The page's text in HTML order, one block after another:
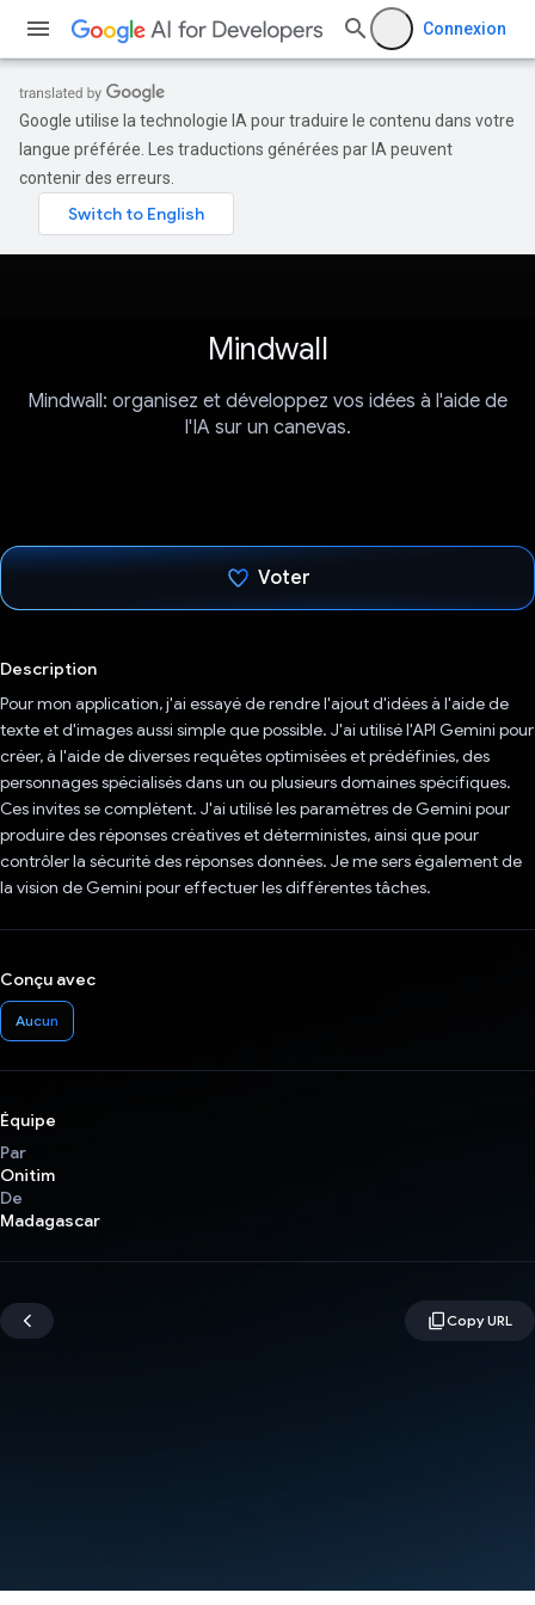
Connexion
Google utilise la technologie IA pour traduire le contenu dans votre
langue préférée. Les traductions générées par IA peuvent
contenir des erreurs.
Mindwall
Mindwall: organisez et développez vos idées à l'aide de
l'IA sur un canevas.
Voter
Description
Pour mon application, j'ai essayé de rendre l'ajout d'idées à l'aide de
texte et d'images aussi simple que possible. J'ai utilisé l'API Gemini pour
créer, à l'aide de diverses requêtes optimisées et prédéfinies, des
personnages spécialisés dans un ou plusieurs domaines spécifiques.
Ces invites se complètent. J'ai utilisé les paramètres de Gemini pour
produire des réponses créatives et déterministes, ainsi que pour
contrôler la sécurité des réponses données. Je me sers également de
la vision de Gemini pour effectuer les différentes tâches.
Conçu avec
Aucun
Équipe
Par
Onitim
De
Madagascar